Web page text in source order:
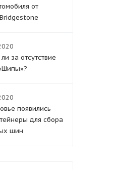
от
за отсутствие
появились
для сбора
шин